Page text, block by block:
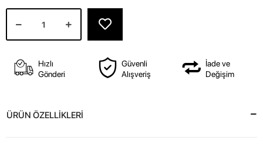
Hızlı
Gönderi
Güvenli
Alışveriş
İade ve
Değişim
ÜRÜN ÖZELLİKLERİ